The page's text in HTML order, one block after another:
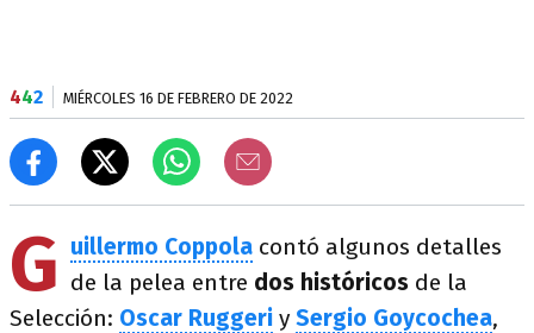
442 MIÉRCOLES 16 DE FEBRERO DE 2022
G uillermo Coppola contó algunos detalles
de la pelea entre dos históricos de la
Selección: Oscar Ruggeri y Sergio Goycochea,